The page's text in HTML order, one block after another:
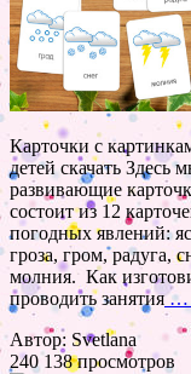
Карточки с
детей скачать Здесь
развивающие
состоит из 12
погодных явлений:
гроза, гром, радуга,
молния. Как
проводить занятия…
Автор: Svetlana
240 138 просмотров